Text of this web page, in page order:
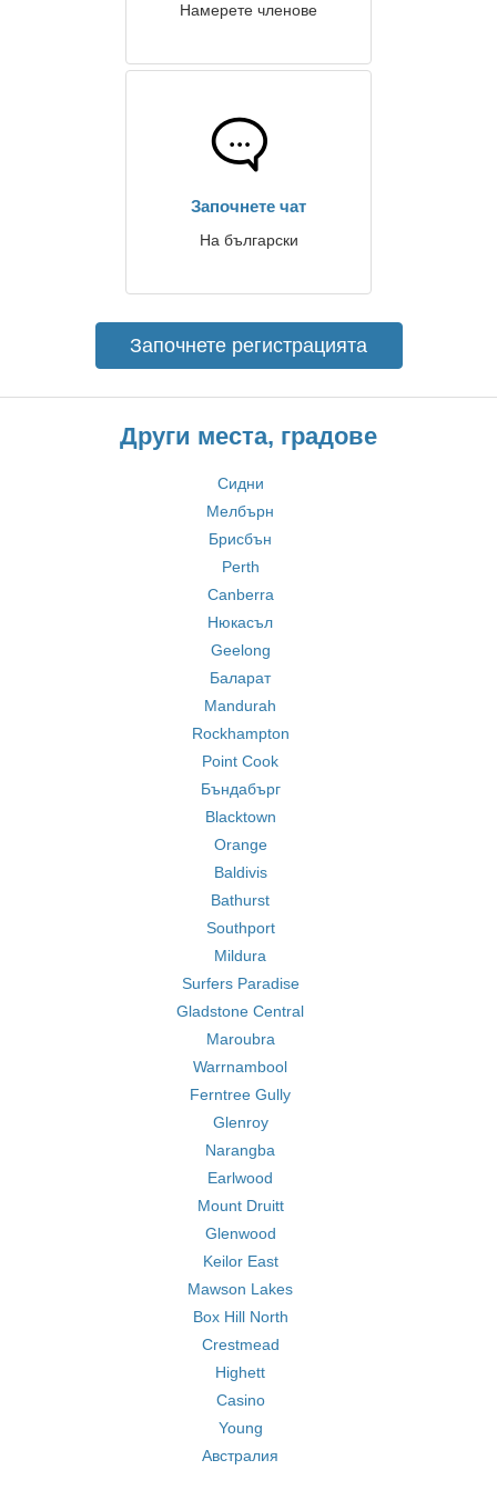
Намерете членове
Започнете чат
На български
Започнете регистрацията
Други места, градове
Сидни
Мелбърн
Брисбън
Perth
Canberra
Нюкасъл
Geelong
Баларат
Mandurah
Rockhampton
Point Cook
Бъндабърг
Blacktown
Orange
Baldivis
Bathurst
Southport
Mildura
Surfers Paradise
Gladstone Central
Maroubra
Warrnambool
Ferntree Gully
Glenroy
Narangba
Earlwood
Mount Druitt
Glenwood
Keilor East
Mawson Lakes
Box Hill North
Crestmead
Highett
Casino
Young
Австралия